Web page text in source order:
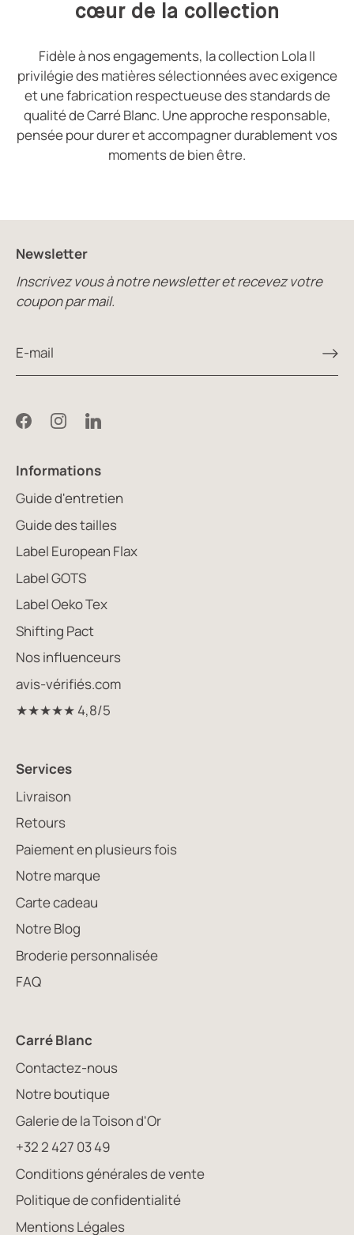
cœur de la collection
Fidèle à nos engagements, la collection Lola II
privilégie des matières sélectionnées avec exigence
et une fabrication respectueuse des standards de
qualité deCarré Blanc. Une approche responsable,
pensée pour durer et accompagner durablement vos
moments de bien être.
Newsletter
Inscrivez vous à notre newsletter et recevez votre
coupon par mail.
Informations
Guide d'entretien
Guide des tailles
Label European Flax
Label GOTS
Label Oeko Tex
Shifting Pact
Nos influenceurs
avis-vérifiés.com
★★★★★ 4,8/5
Services
Livraison
Retours
Paiement en plusieurs fois
Notre marque
Carte cadeau
Notre Blog
Broderie personnalisée
FAQ
Carré Blanc
Contactez-nous
Notre boutique
Galerie de la Toison d'Or
+32 2 427 03 49
Conditions générales de vente
Politique de confidentialité
Mentions Légales